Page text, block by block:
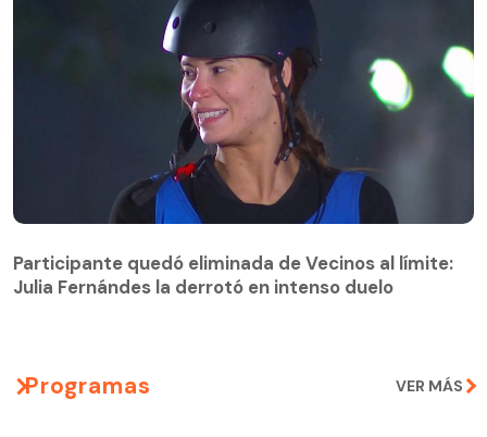
Julia Fernándes la derrotó en intenso duelo
Participante quedó eliminada de Vecinos al límite:
Julia Fernándes la derrotó en intenso duelo
Programas VER MÁS